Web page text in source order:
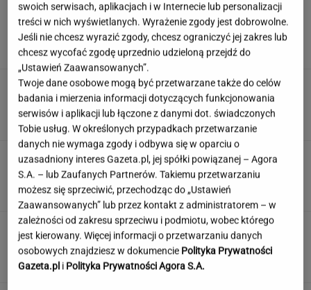
Miszczak o odejściu Cichopek i
Kurzajewskiego. "Kiedyś źle wybrali"
Zmiany w utylizacji opon. Nowe przepisy
dotkną wszystkich kierowców
Dzisiejszy copiątkowy quiz wiedzy nie zostawi
na tobie suchej nitki!
To nie droga na skróty. Matka pokazuje, jak
naprawdę wygląda edukacja domowa
MATERIAŁ PROMOCYJNY
swoich serwisach, aplikacjach i w Internecie lub personalizacji
treści w nich wyświetlanych. Wyrażenie zgody jest dobrowolne.
Jeśli nie chcesz wyrazić zgody, chcesz ograniczyć jej zakres lub
chcesz wycofać zgodę uprzednio udzieloną przejdź do
„Ustawień Zaawansowanych”.
Twoje dane osobowe mogą być przetwarzane także do celów
badania i mierzenia informacji dotyczących funkcjonowania
serwisów i aplikacji lub łączone z danymi dot. świadczonych
Tobie usług. W określonych przypadkach przetwarzanie
danych nie wymaga zgody i odbywa się w oparciu o
uzasadniony interes Gazeta.pl, jej spółki powiązanej – Agora
S.A. – lub Zaufanych Partnerów. Takiemu przetwarzaniu
możesz się sprzeciwić, przechodząc do „Ustawień
Zaawansowanych” lub przez kontakt z administratorem – w
zależności od zakresu sprzeciwu i podmiotu, wobec którego
jest kierowany. Więcej informacji o przetwarzaniu danych
osobowych znajdziesz w dokumencie Polityka Prywatności
Gazeta.pl i Polityka Prywatności Agora S.A.